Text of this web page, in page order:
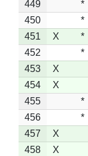
449
*
450
*
451
X *
452
*
453
X
454
X
455
*
456
*
457
X
458
X